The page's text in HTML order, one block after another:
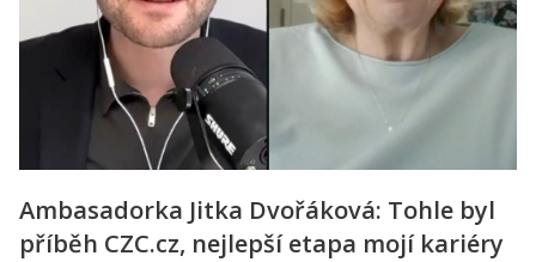
Ambasadorka Jitka Dvořáková: Tohle byl
příběh CZC.cz, nejlepší etapa mojí kariéry